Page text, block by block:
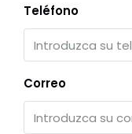
Teléfono
Correo